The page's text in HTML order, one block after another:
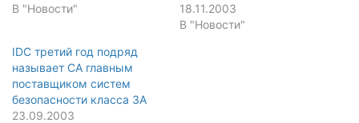
В "Новости"
18.11.2003
В "Новости"
IDC третий год подряд
называет CA главным
поставщиком систем
безопасности класса 3A
23.09.2003